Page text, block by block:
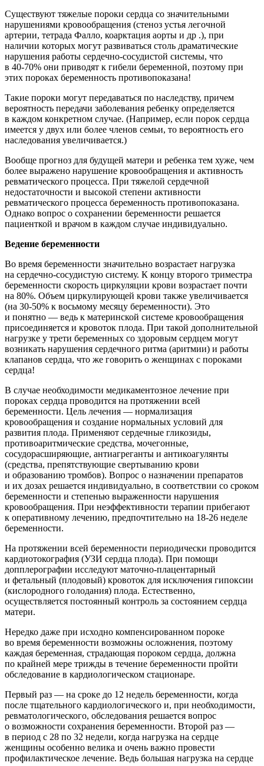
Существуют тяжелые пороки сердца со значительными
нарушениями кровообращения (стеноз устья легочной
артерии, тетрада Фалло, коарктация аорты и др .), при
наличии которых могут развиваться столь драматические
нарушения работы сердечно-сосудистой системы, что
в 40-70% они приводят к гибели беременной, поэтому при
этих пороках беременность противопоказана!
Такие пороки могут передаваться по наследству, причем
вероятность передачи заболевания ребенку определяется
в каждом конкретном случае. (Например, если порок сердца
имеется у двух или более членов семьи, то вероятность его
наследования увеличивается.)
Вообще прогноз для будущей матери и ребенка тем хуже, чем
более выражено нарушение кровообращения и активность
ревматического процесса. При тяжелой сердечной
недостаточности и высокой степени активности
ревматического процесса беременность противопоказана.
Однако вопрос о сохранении беременности решается
пациенткой и врачом в каждом случае индивидуально.
Ведение беременности
Во время беременности значительно возрастает нагрузка
на сердечно-сосудистую систему. К концу второго триместра
беременности скорость циркуляции крови возрастает почти
на 80%. Объем циркулирующей крови также увеличивается
(на 30-50% к восьмому месяцу беременности). Это
и понятно — ведь к материнской системе кровообращения
присоединяется и кровоток плода. При такой дополнительной
нагрузке у трети беременных со здоровым сердцем могут
возникать нарушения сердечного ритма (аритмии) и работы
клапанов сердца, что же говорить о женщинах с пороками
сердца!
В случае необходимости медикаментозное лечение при
пороках сердца проводится на протяжении всей
беременности. Цель лечения — нормализация
кровообращения и создание нормальных условий для
развития плода. Применяют сердечные гликозиды,
противоаритмические средства, мочегонные,
сосудорасширяющие, антиагреганты и антикоагулянты
(средства, препятствующие свертыванию крови
и образованию тромбов). Вопрос о назначении препаратов
и их дозах решается индивидуально, в соответствии со сроком
беременности и степенью выраженности нарушения
кровообращения. При неэффективности терапии прибегают
к оперативному лечению, предпочтительно на 18-26 неделе
беременности.
На протяжении всей беременности периодически проводится
кардиотокография (УЗИ сердца плода). При помощи
допплерографии исследуют маточно-плацентарный
и фетальный (плодовый) кровоток для исключения гипоксии
(кислородного голодания) плода. Естественно,
осуществляется постоянный контроль за состоянием сердца
матери.
Нередко даже при исходно компенсированном пороке
во время беременности возможны осложнения, поэтому
каждая беременная, страдающая пороком сердца, должна
по крайней мере трижды в течение беременности пройти
обследование в кардиологическом стационаре.
Первый раз — на сроке до 12 недель беременности, когда
после тщательного кардиологического и, при необходимости,
ревматологического, обследования решается вопрос
о возможности сохранения беременности. Второй раз —
в период с 28 по 32 недели, когда нагрузка на сердце
женщины особенно велика и очень важно провести
профилактическое лечение. Ведь большая нагрузка на сердце